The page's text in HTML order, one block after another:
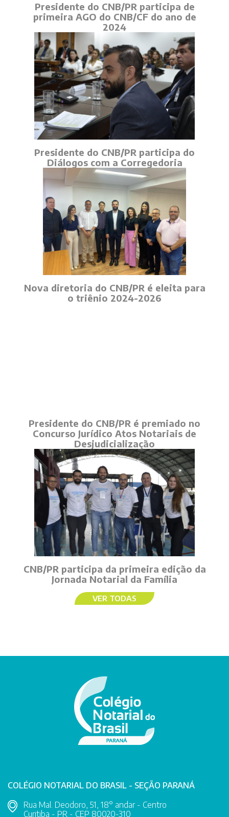
Presidente do CNB/PR participa de
primeira AGO do CNB/CF do ano de
2024
Presidente do CNB/PR participa do
Diálogos com a Corregedoria
Nova diretoria do CNB/PR é eleita para
o triênio 2024-2026
Presidente do CNB/PR é premiado no
Concurso Jurídico Atos Notariais de
Desjudicialização
CNB/PR participa da primeira edição da
Jornada Notarial da Família
VER TODAS
COLÉGIO NOTARIAL DO BRASIL - SEÇÃO PARANÁ
Rua Mal. Deodoro, 51, 18° andar - Centro
Curitiba - PR - CEP 80020-310